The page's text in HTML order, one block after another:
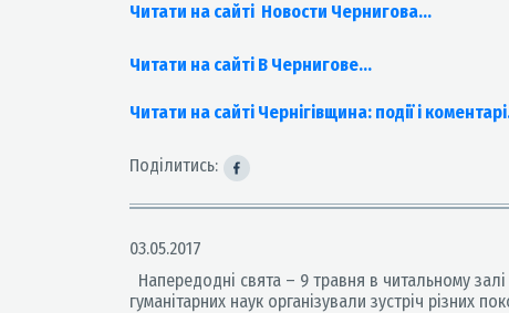
Читати на сайті Новости Чернигова...
Читати на сайті В Чернигове...
Читати на сайті Чернігівщина: події і
Поділитись:
03.05.2017
Напередодні свята – 9 травня в читальному залі
гуманітарних наук організували зустріч різних